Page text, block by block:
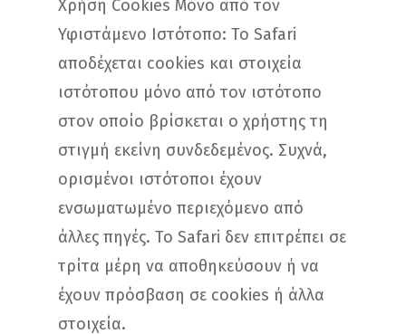
Χρήση Cookies Μόνο από τον
Υφιστάμενο Ιστότοπο: Το Safari
αποδέχεται cookies και στοιχεία
ιστότοπου μόνο από τον ιστότοπο
στον οποίο βρίσκεται ο χρήστης τη
στιγμή εκείνη συνδεδεμένος. Συχνά,
ορισμένοι ιστότοποι έχουν
ενσωματωμένο περιεχόμενο από
άλλες πηγές. Το Safari δεν επιτρέπει σε
τρίτα μέρη να αποθηκεύσουν ή να
έχουν πρόσβαση σε cookies ή άλλα
στοιχεία.